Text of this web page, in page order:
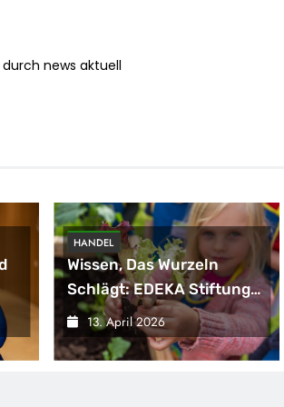
news aktuell
HANDEL
Wissen, Das Wurzeln
Schlägt: EDEKA Stiftung
Bringt Wieder
Gemüsebeete In
Deutschlands Kitas
13. April 2026